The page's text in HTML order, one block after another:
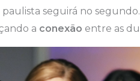
seguirá no segundo.
a conexão entre as